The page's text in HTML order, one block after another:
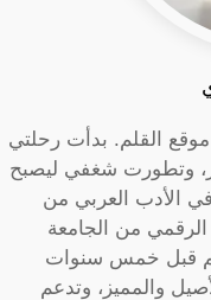
القلم. بدأت رحلتي
وتطورت شغفي ليصبح
الأدب العربي من
الرقمي من الجامعة
قبل خمس سنوات
والمميز، وتدعم